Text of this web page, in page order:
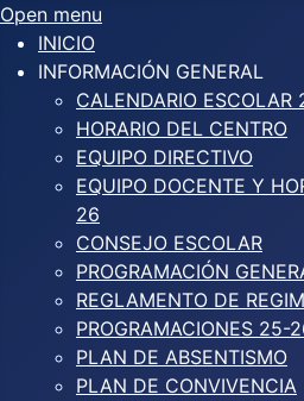
Open menu
INICIO
INFORMACIÓN GENERAL
CALENDARIO ESCOLAR
HORARIO DEL CENTRO
EQUIPO DIRECTIVO
EQUIPO DOCENTE Y
26
CONSEJO ESCOLAR
PROGRAMACIÓN
REGLAMENTO DE
PROGRAMACIONES 25-
PLAN DE ABSENTISMO
PLAN DE CONVIVENCIA